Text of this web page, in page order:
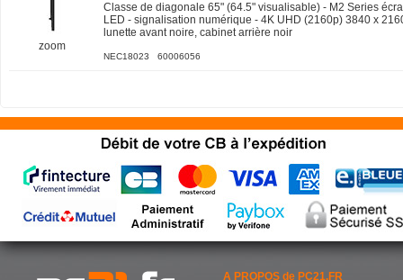
zoom
Classe de diagonale 65" (64.5" visualisable) - M2 Series
LED - signalisation numérique - 4K UHD (2160p) 3840 x
lunette avant noire, cabinet arrière noir
NEC18023 60006056
A PROPOS de PC21.FR